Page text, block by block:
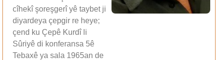
cîhekî şoreşgerî yê taybet ji
diyardeya çepgir re heye;
çend ku Çepê Kurdî li
Sûriyê di konferansa 5ê
Tebaxê ya sala 1965an de